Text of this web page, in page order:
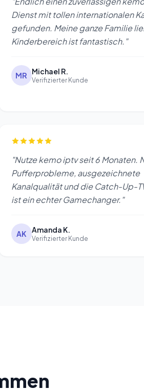
Dienst mit tollen internationalen
gefunden. Meine ganze Familie
Kinderbereich ist fantastisch."
MR Michael R.
Verifizierter Kunde
"Nutze kemo iptv seit 6 Monaten.
Pufferprobleme, ausgezeichnete
Kanalqualität und die Catch-Up-
ist ein echter Gamechanger."
AK Amanda K.
Verifizierter Kunde